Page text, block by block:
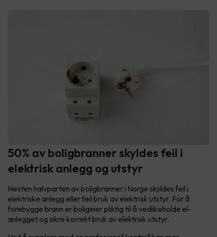
50% av boligbranner skyldes feil i
elektrisk anlegg og utstyr
Nesten halvparten av boligbranner i Norge skyldes feil i
elektriske anlegg eller feil bruk av elektrisk utstyr. For å
forebygge brann er boligeier pliktig til å vedlikeholde el-
anlegget og sikre korrekt bruk av elektrisk utstyr.